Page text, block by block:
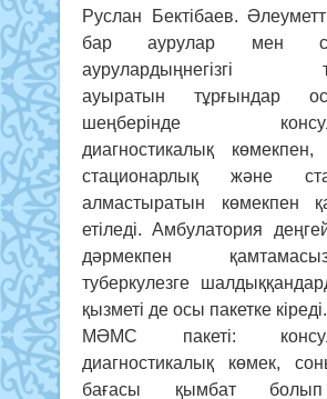
Руслан Бектібаев.
бар аурулар мен
аурулардыңнегізгі
ауыратын тұрғындар
шеңберінде
диагностикалық
стационарлық және
алмастыратын көмекпен
етіледі. Амбулатория
дәрмекпен
туберкулезге
қызметі де осы пакетке кіреді.
МӘМС пакеті:
диагностикалық көмек,
бағасы қымбат болып